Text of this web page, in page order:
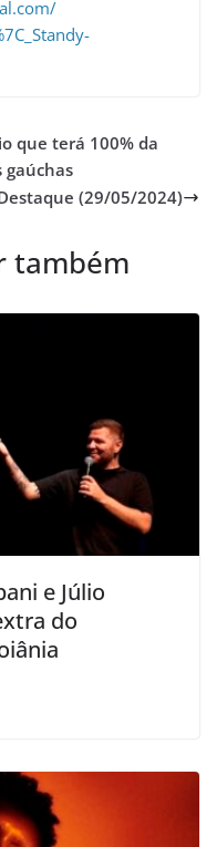
7C_Standy-
que terá 100% da
gaúchas
(29/05/2024)
também
e Júlio
do